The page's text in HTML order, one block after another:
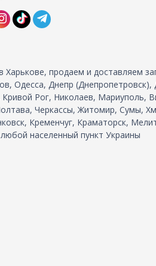
Харькове, продаем и доставляем
Одесса, Днепр (Днепропетровск),
Рог, Николаев, Мариуполь,
Черкассы, Житомир, Сумы,
Кременчуг, Краматорск,
населенный пункт Украины